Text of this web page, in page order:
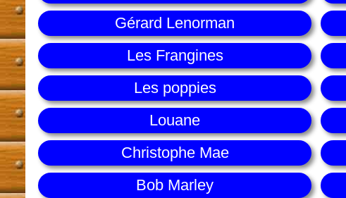
Gérard Lenorman
Les Frangines
Les poppies
Louane
Christophe Mae
Bob Marley